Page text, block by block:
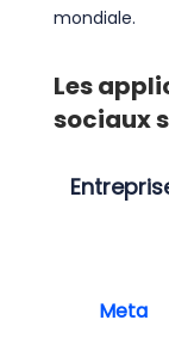
mondiale.
Les
sociaux
Meta